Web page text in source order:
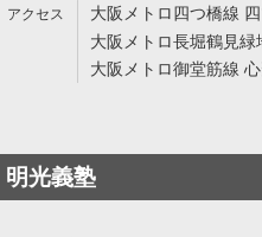
大阪メトロ四つ橋線
大阪メトロ長堀鶴見
大阪メトロ御堂筋線
明光義塾